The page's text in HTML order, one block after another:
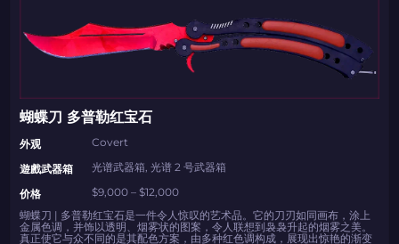
蝴蝶刀 多普勒红宝石
外观
Covert
遊戲武器箱
光谱武器箱, 光谱 2 号武器箱
价格
$9,000 – $12,000
蝴蝶刀 | 多普勒红宝石是一件令人惊叹的艺术品。它的刀刃如同画布，涂上
金属色调，并饰以透明、烟雾状的图案，令人联想到袅袅升起的烟雾之美。
真正使它与众不同的是其配色方案，由多种红色调构成，展现出惊艳的渐变